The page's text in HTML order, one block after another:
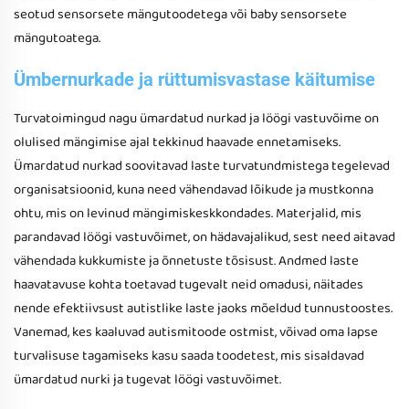
seotud sensorsete mängutoodetega või baby sensorsete
mängutoatega.
Ümbernurkade ja rüttumisvastase käitumise
Turvatoimingud nagu ümardatud nurkad ja löögi vastuvõime on
olulised mängimise ajal tekkinud haavade ennetamiseks.
Ümardatud nurkad soovitavad laste turvatundmistega tegelevad
organisatsioonid, kuna need vähendavad lõikude ja mustkonna
ohtu, mis on levinud mängimiskeskkondades. Materjalid, mis
parandavad löögi vastuvõimet, on hädavajalikud, sest need aitavad
vähendada kukkumiste ja õnnetuste tõsisust. Andmed laste
haavatavuse kohta toetavad tugevalt neid omadusi, näitades
nende efektiivsust autistlike laste jaoks mõeldud tunnustoostes.
Vanemad, kes kaaluvad autismitoode ostmist, võivad oma lapse
turvalisuse tagamiseks kasu saada toodetest, mis sisaldavad
ümardatud nurki ja tugevat löögi vastuvõimet.